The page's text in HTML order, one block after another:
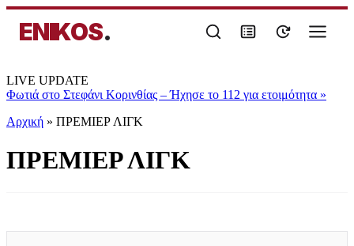
ENIKOS.
LIVE UPDATE
Φωτιά στο Στεφάνι Κορινθίας – Ήχησε το 112 για ετοιμότητα »
Αρχική » ΠΡΕΜΙΕΡ ΛΙΓΚ
ΠΡΕΜΙΕΡ ΛΙΓΚ